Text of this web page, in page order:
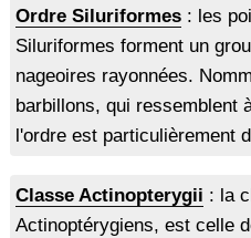
Ordre Siluriformes: les
Siluriformes forment un
nageoires rayonnées.
barbillons, qui ressemblent
l'ordre est particulièrement
Classe Actinopterygii : la
Actinoptérygiens, est celle